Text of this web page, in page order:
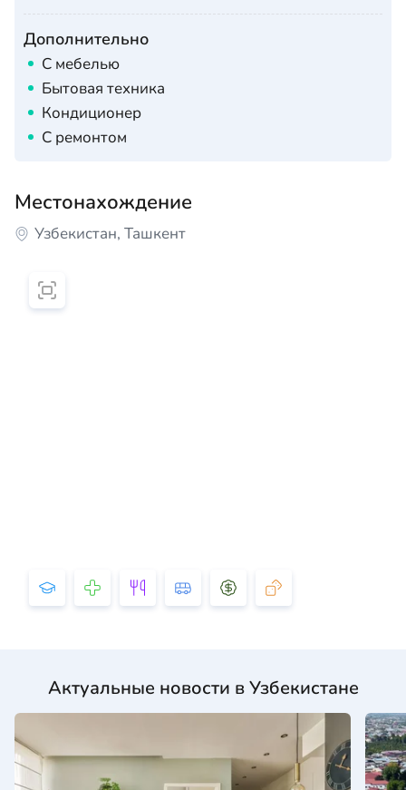
Дополнительно
С мебелью
Бытовая техника
Кондиционер
С ремонтом
Местонахождение
Узбекистан, Ташкент
Актуальные новости в Узбекистане